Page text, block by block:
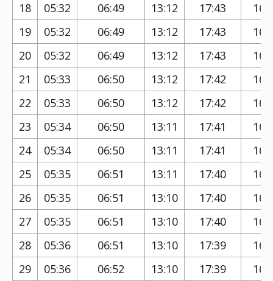
18
05:32 06:49 13:12 17:43
19
05:32 06:49 13:12 17:43
20
05:32 06:49 13:12 17:43
21
05:33 06:50 13:12 17:42
22
05:33 06:50 13:12 17:42
23
05:34 06:50 13:11 17:41
24
05:34 06:50 13:11 17:41
25
05:35 06:51 13:11 17:40
26
05:35 06:51 13:10 17:40
27
05:35 06:51 13:10 17:40
28
05:36 06:51 13:10 17:39
29
05:36 06:52 13:10 17:39